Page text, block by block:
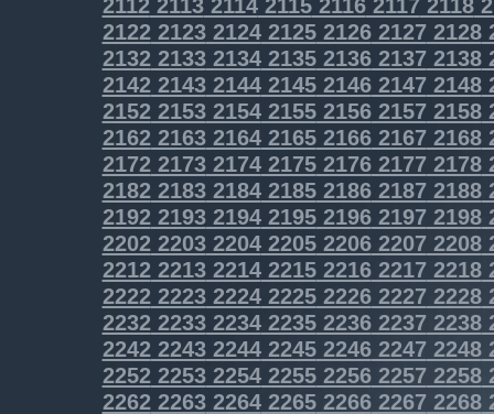
2122212321242125212621272128
2132213321342135213621372138
2142214321442145214621472148
2152215321542155215621572158
2162216321642165216621672168
2172217321742175217621772178
2182218321842185218621872188
2192219321942195219621972198
2202220322042205220622072208
2212221322142215221622172218
2222222322242225222622272228
2232223322342235223622372238
2242224322442245224622472248
2252225322542255225622572258
226222632264226522662267 2268